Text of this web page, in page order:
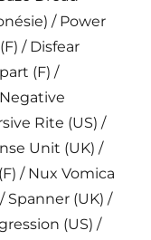
/ Power
/ Disfear
(F) /
Rite (US) /
Unit (UK) /
/ Nux Vomica
Spanner (UK) /
(US) /